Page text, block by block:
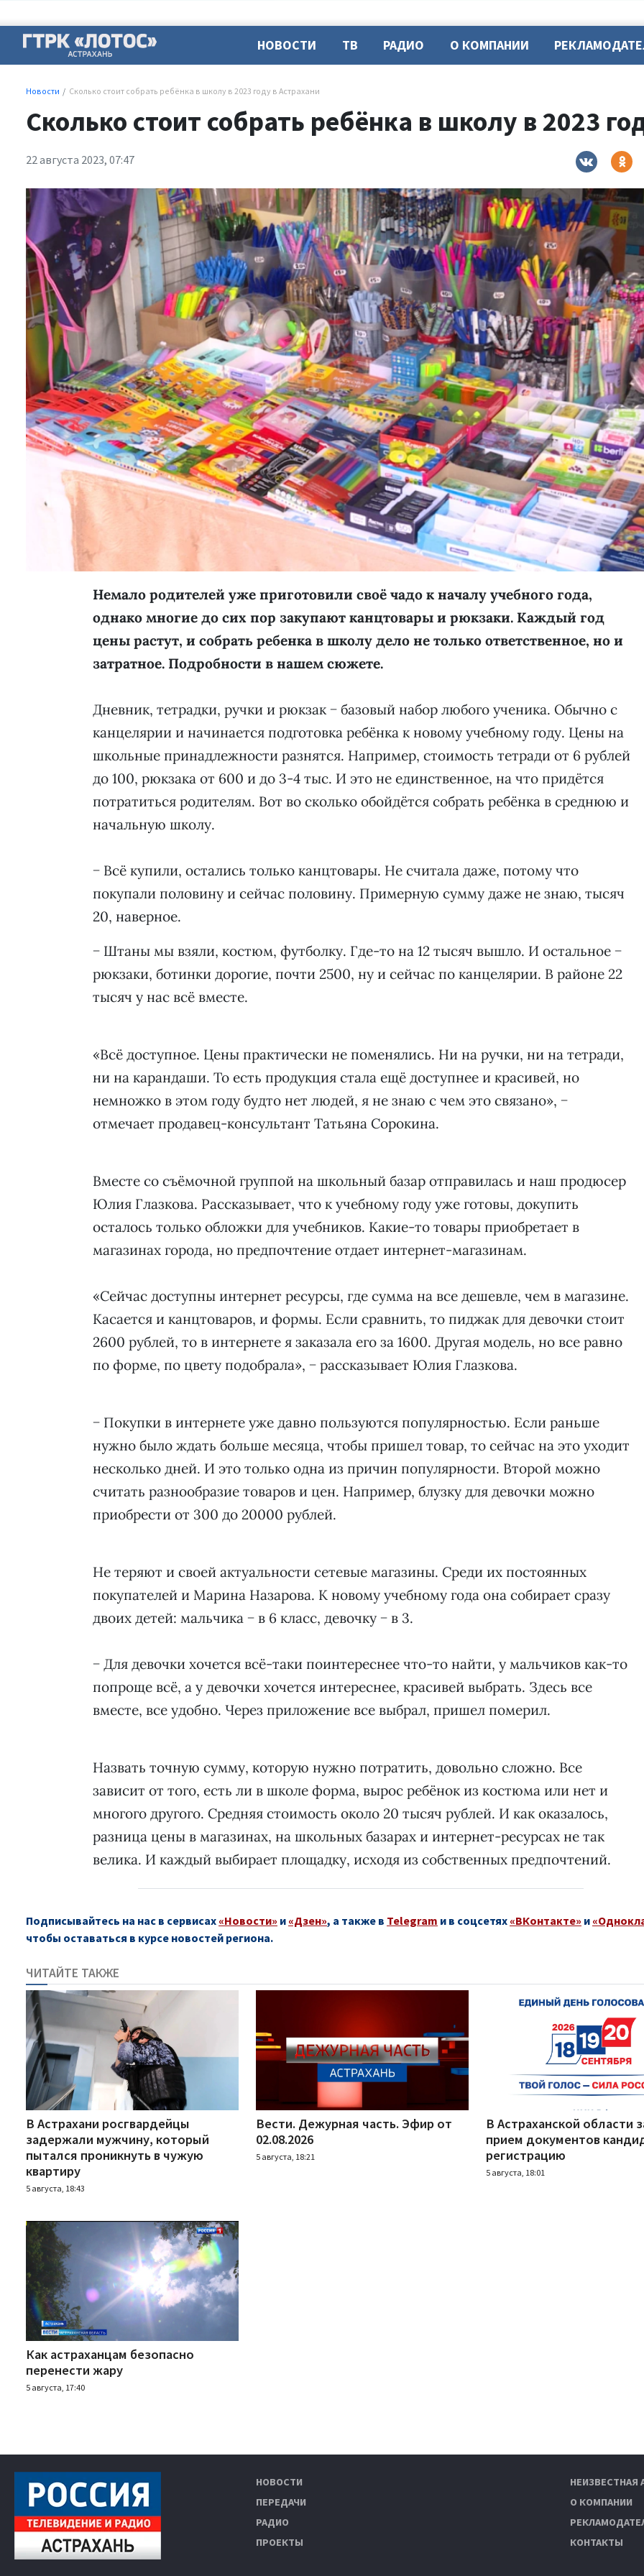
НОВОСТИ ТВ РАДИО О КОМПАНИИ
Новости Сколько стоит собрать ребёнка в школу в 2023 году в Астрахани
Сколько стоит собрать ребёнка в школу в 2023
22 августа 2023, 07:47
Немало родителей уже приготовили своё чадо к началу учебного года,
однако многие до сих пор закупают канцтовары и рюкзаки. Каждый год
цены растут, и собрать ребенка в школу дело не только ответственное, но и
затратное. Подробности в нашем сюжете.
Дневник, тетрадки, ручки и рюкзак − базовый набор любого ученика. Обычно с
канцелярии и начинается подготовка ребёнка к новому учебному году. Цены на
школьные принадлежности разнятся. Например, стоимость тетради от 6 рублей
до 100, рюкзака от 600 и до 3-4 тыс. И это не единственное, на что придётся
потратиться родителям. Вот во сколько обойдётся собрать ребёнка в среднюю и
начальную школу.
− Всё купили, остались только канцтовары. Не считала даже, потому что
покупали половину и сейчас половину. Примерную сумму даже не знаю, тысяч
20, наверное.
− Штаны мы взяли, костюм, футболку. Где-то на 12 тысяч вышло. И остальное −
рюкзаки, ботинки дорогие, почти 2500, ну и сейчас по канцелярии. В районе 22
тысяч у нас всё вместе.
«Всё доступное. Цены практически не поменялись. Ни на ручки, ни на тетради,
ни на карандаши. То есть продукция стала ещё доступнее и красивей, но
немножко в этом году будто нет людей, я не знаю с чем это связано», −
отмечает продавец-консультант Татьяна Сорокина.
Вместе со съёмочной группой на школьный базар отправилась и наш продюсер
Юлия Глазкова. Рассказывает, что к учебному году уже готовы, докупить
осталось только обложки для учебников. Какие-то товары приобретает в
магазинах города, но предпочтение отдает интернет-магазинам.
«Сейчас доступны интернет ресурсы, где сумма на все дешевле, чем в магазине.
Касается и канцтоваров, и формы. Если сравнить, то пиджак для девочки стоит
2600 рублей, то в интернете я заказала его за 1600. Другая модель, но все равно
по форме, по цвету подобрала», − рассказывает Юлия Глазкова.
− Покупки в интернете уже давно пользуются популярностью. Если раньше
нужно было ждать больше месяца, чтобы пришел товар, то сейчас на это уходит
несколько дней. И это только одна из причин популярности. Второй можно
считать разнообразие товаров и цен. Например, блузку для девочки можно
приобрести от 300 до 20000 рублей.
Не теряют и своей актуальности сетевые магазины. Среди их постоянных
покупателей и Марина Назарова. К новому учебному года она собирает сразу
двоих детей: мальчика − в 6 класс, девочку − в 3.
− Для девочки хочется всё-таки поинтереснее что-то найти, у мальчиков как-то
попроще всё, а у девочки хочется интереснее, красивей выбрать. Здесь все
вместе, все удобно. Через приложение все выбрал, пришел померил.
Назвать точную сумму, которую нужно потратить, довольно сложно. Все
зависит от того, есть ли в школе форма, вырос ребёнок из костюма или нет и
многого другого. Средняя стоимость около 20 тысяч рублей. И как оказалось,
разница цены в магазинах, на школьных базарах и интернет-ресурсах не так
велика. И каждый выбирает площадку, исходя из собственных предпочтений.
Подписывайтесь на нас в сервисах «Новости» и «Дзен», а также в Telegram и в соцсетях «ВКонтакте» и
чтобы оставаться в курсе новостей региона.
ЧИТАЙТЕ ТАКЖЕ
В Астрахани росгвардейцы
задержали мужчину, который
пытался проникнуть в чужую
квартиру
5 августа, 18:43
Вести. Дежурная часть. Эфир от
02.08.2026
5 августа, 18:21
В Астраханской области
прием документов
регистрацию
5 августа, 18:01
Как астраханцам безопасно
перенести жару
5 августа, 17:40
НОВОСТИ
ПЕРЕДАЧИ
РАДИО
ПРОЕКТЫ
НЕИЗВЕСТНАЯ
О КОМПАНИИ
КОНТАКТЫ